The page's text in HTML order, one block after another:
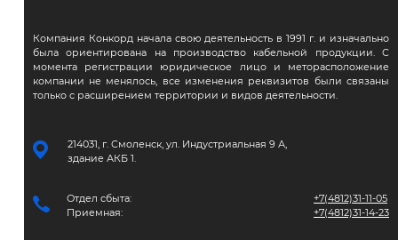
Компания Конкорд начала свою деятельность в 1991 г. и изначально
была ориентирована на производство кабельной продукции. С
момента регистрации юридическое лицо и меторасположение
компании не менялось, все изменения реквизитов были связаны
только с расширением территории и видов деятельности.
214031, г. Смоленск, ул. Индустриальная 9 А,
здание АКБ 1.
Отдел сбыта:
Приемная:
+7(4812)31-11-05
+7(4812)31-14-23